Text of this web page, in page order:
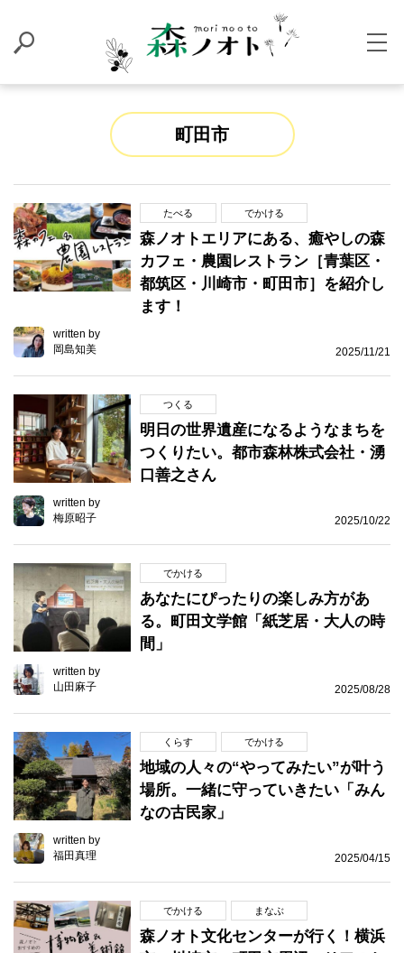
町田市
たべる でかける
森ノオトエリアにある、癒やしの森
カフェ・農園レストラン［青葉区・
都筑区・川崎市・町田市］を紹介し
ます！
written by
岡島知美
2025/11/21
つくる
明日の世界遺産になるようなまちを
つくりたい。都市森林株式会社・湧
口善之さん
written by
梅原昭子
2025/10/22
でかける
あなたにぴったりの楽しみ方があ
る。町田文学館「紙芝居・大人の時
間」
written by
山田麻子
2025/08/28
くらす でかける
地域の人々の“やってみたい”が叶う
場所。一緒に守っていきたい「みん
なの古民家」
written by
福田真理
2025/04/15
でかける まなぶ
森ノオト文化センターが行く！横浜